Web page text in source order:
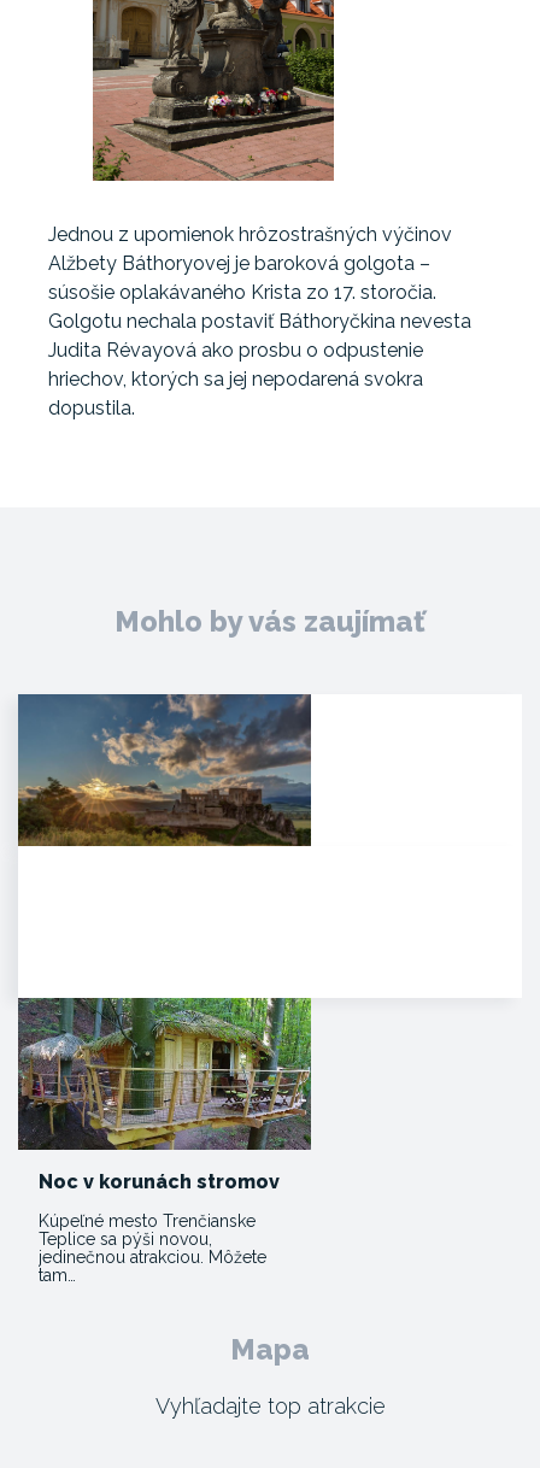
Jednou z upomienok hrôzostrašných výčinov
Alžbety Báthoryovej je baroková golgota –
súsošie oplakávaného Krista zo 17. storočia.
Golgotu nechala postaviť Báthoryčkina nevesta
Judita Révayová ako prosbu o odpustenie
hriechov, ktorých sa jej nepodarená svokra
dopustila.
Mohlo by vás zaujímať
Noc v korunách stromov
Kúpeľné mesto Trenčianske
Teplice sa pýši novou,
jedinečnou atrakciou. Môžete
tam…
Mapa
Vyhľadajte top atrakcie